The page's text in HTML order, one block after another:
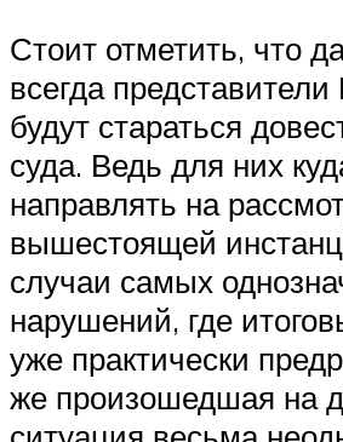
Стоит отметить, что
всегда
будут стараться
суда. Ведь для них
направлять на
вышестоящей
случаи самых
нарушений, где
уже практически
же произошедшая на